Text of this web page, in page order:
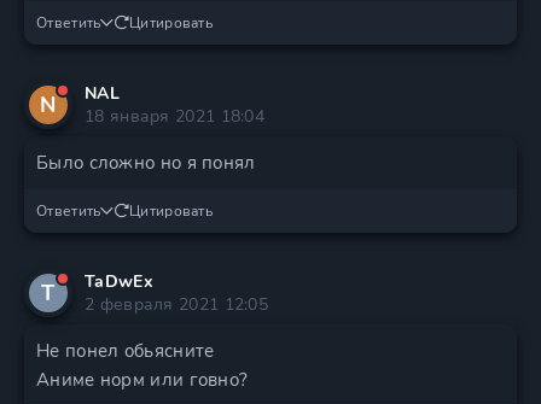
Ответить Цитировать
N
NAL
18 января 2021 18:04
Было сложно но я понял
Ответить Цитировать
T
TaDwEx
2 февраля 2021 12:05
Не понел обьясните
Аниме норм или говно?